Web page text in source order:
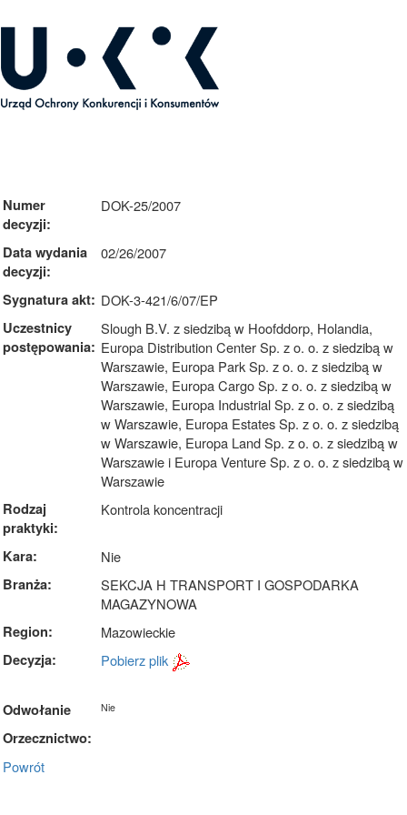
Numer
decyzji:
DOK-25/2007
Data wydania
decyzji:
02/26/2007
Sygnatura akt: DOK-3-421/6/07/EP
Uczestnicy
postępowania:
Slough B.V. z siedzibą w Hoofddorp, Holandia,
Europa Distribution Center Sp. z o. o. z siedzibą w
Warszawie, Europa Park Sp. z o. o. z siedzibą w
Warszawie, Europa Cargo Sp. z o. o. z siedzibą w
Warszawie, Europa Industrial Sp. z o. o. z siedzibą
w Warszawie, Europa Estates Sp. z o. o. z siedzibą
w Warszawie, Europa Land Sp. z o. o. z siedzibą w
Warszawie i Europa Venture Sp. z o. o. z siedzibą w
Warszawie
Rodzaj
praktyki:
Kontrola koncentracji
Kara:
Nie
Branża:
SEKCJA H TRANSPORT I GOSPODARKA
MAGAZYNOWA
Region:
Mazowieckie
Decyzja:
Pobierz plik
Odwołanie Nie
Orzecznictwo:
Powrót